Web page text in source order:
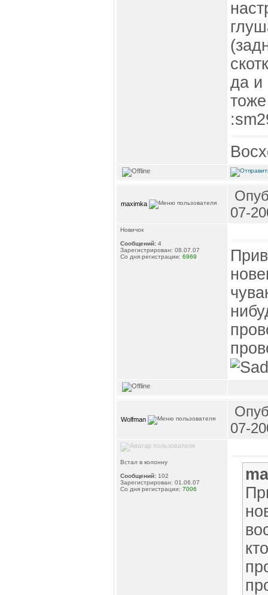
да и
maximka
07-
Новичок
Сообщений: 4
Зарегистрирован: 08.07.07
Со дня регистрации: 6969
Wolfman
07-
Встал в колонну
Сообщений: 102
Зарегистрирован: 01.06.07
Со дня регистрации: 7006